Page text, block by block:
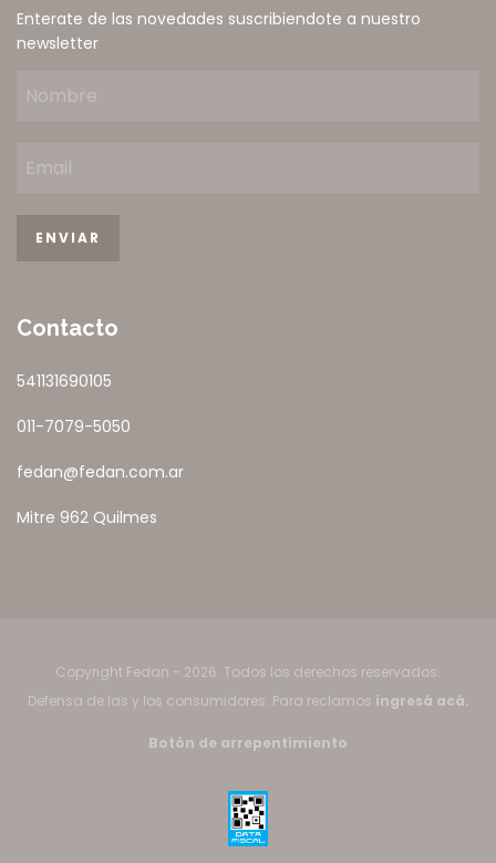
Enterate de las novedades suscribiendote a nuestro
newsletter
Contacto
541131690105
011-7079-5050
fedan@fedan.com.ar
Mitre 962 Quilmes
Copyright Fedan - 2026. Todos los derechos reservados.
Defensa de las y los consumidores. Para reclamos ingresá acá.
Botón de arrepentimiento